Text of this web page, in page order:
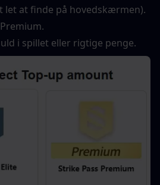
let at finde på hovedskærmen).
i spillet eller rigtige penge.